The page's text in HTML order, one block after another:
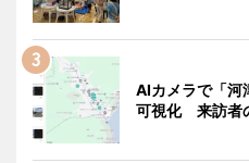
AIカメラで「河
可視化 来訪者